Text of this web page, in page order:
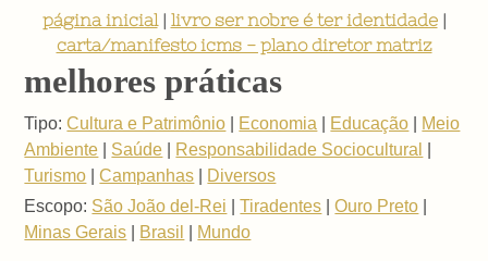
página inicial| livro ser nobre é ter identidade|
carta/manifesto icms - plano diretor matriz
melhores práticas
Tipo: Cultura e Patrimônio Economia Educação
Meio
Ambiente
Saúde Responsabilidade Sociocultural
Turismo |Campanhas
Diversos
Escopo: São João del-Rei |Tiradentes |Ouro Preto
Minas Gerais
Brasil Mundo